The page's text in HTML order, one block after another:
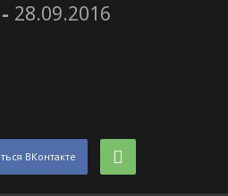
- 28.09.2016
ВКонтакте